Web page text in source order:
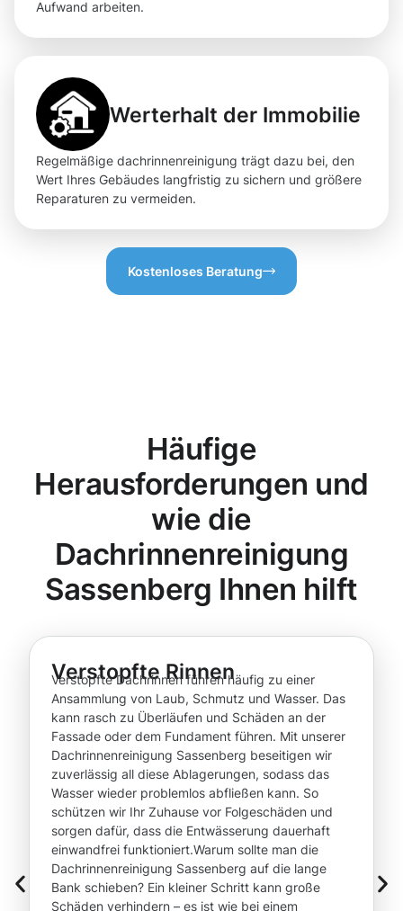
Aufwand arbeiten.
Werterhalt der Immobilie
Regelmäßige dachrinnenreinigung trägt dazu bei, den
Wert Ihres Gebäudes langfristig zu sichern und größere
Reparaturen zu vermeiden.
Kostenloses Beratung
Häufige
Herausforderungen und
wie die
Dachrinnenreinigung
Sassenberg Ihnen hilft
Verstopfte Rinnen
Verstopfte Dachrinnen führen häufig zu einer
Ansammlung von Laub, Schmutz und Wasser. Das
kann rasch zu Überläufen und Schäden an der
Fassade oder dem Fundament führen. Mit unserer
Dachrinnenreinigung Sassenberg beseitigen wir
zuverlässig all diese Ablagerungen, sodass das
Wasser wieder problemlos abfließen kann. So
schützen wir Ihr Zuhause vor Folgeschäden und
sorgen dafür, dass die Entwässerung dauerhaft
einwandfrei funktioniert.Warum sollte man die
Dachrinnenreinigung Sassenberg auf die lange
Bank schieben? Ein kleiner Schritt kann große
Schäden verhindern – es ist wie bei einem